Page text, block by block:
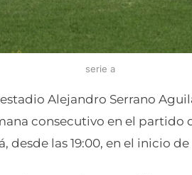
serie a
Alejandro Serrano
consecutivo en el partido
desde las 19:00, en el inicio de